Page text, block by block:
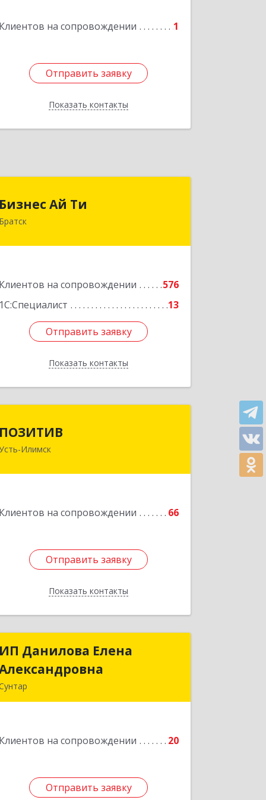
Клиентов на сопровождении 1
Отправить заявку
Показать контакты
108
Отправить заявку
Назад
Бизнес Ай Ти
Братск
Клиентов на сопровождении
576
1С:Специалист
13
Отправить заявку
Показать контакты
Подробнее
Отправить заявку
Назад
ПОЗИТИВ
Илимск
Клиентов на сопровождении 66
Отправить заявку
Показать контакты
666679, Иркутская обл, Усть-Илимск г,
Подробнее
Отправить заявку
Назад
ИП Данилова Елена
Клиентов на сопровождении 20
Отправить заявку
ИП Данилова Елена
Александровна
Отправить заявку